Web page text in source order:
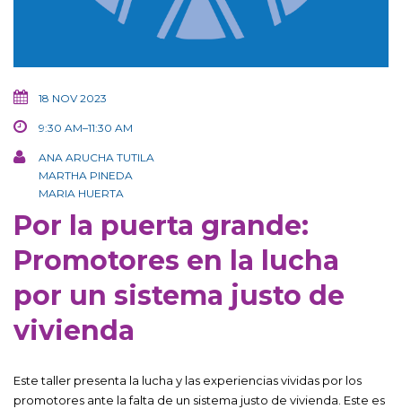
18 NOV 2023
9:30 AM–11:30 AM
ANA ARUCHA TUTILA
MARTHA PINEDA
MARIA HUERTA
Por la puerta grande:
Promotores en la lucha
por un sistema justo de
vivienda
Este taller presenta la lucha y las experiencias vividas por los
promotores ante la falta de un sistema justo de vivienda. Este es